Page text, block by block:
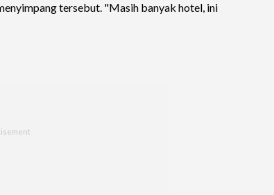
tersebut. "Masih banyak hotel, ini